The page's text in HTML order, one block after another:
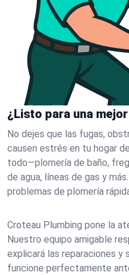
¿Listo para una
No dejes que las fugas,
causen estrés en tu hogar
todo—plomería de baño,
de agua, líneas de gas y
problemas de plomería
Croteau Plumbing pone la
Nuestro equipo amigable
explicará las reparaciones y
funcione perfectamente